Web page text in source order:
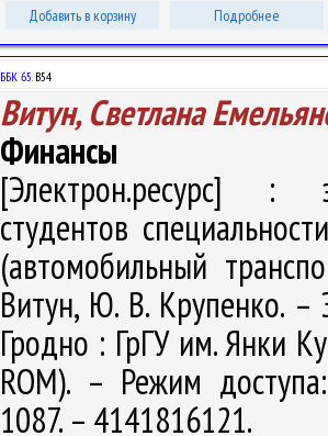
Добавить в корзину Подробнее
ББК 65.В54
Витун, Светлана
Финансы
[Электрон.ресурс] :
студентов
(автомобильный
Витун, Ю. В. Крупенко. –
Гродно : ГрГУ им. Янки
ROM). – Режим
1087. – 4141816121.